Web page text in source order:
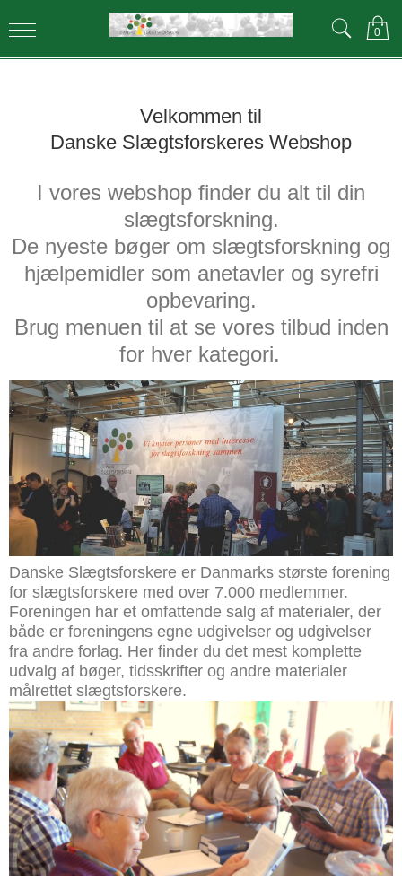
0
Velkommen til
Danske Slægtsforskeres Webshop
I vores webshop finder du alt til din
slægtsforskning.
De nyeste bøger om slægtsforskning og
hjælpemidler som anetavler og syrefri
opbevaring.
Brug menuen til at se vores tilbud inden
for hver kategori.
Danske Slægtsforskere er Danmarks største forening
for slægtsforskere med over 7.000 medlemmer.
Foreningen har et omfattende salg af materialer, der
både er foreningens egne udgivelser og udgivelser
fra andre forlag. Her finder du det mest komplette
udvalg af bøger, tidsskrifter og andre materialer
målrettet slægtsforskere.